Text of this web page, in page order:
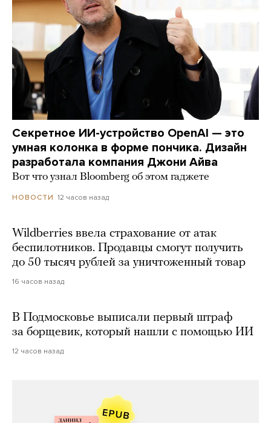
Секретное ИИ-устройство OpenAI — это
умная колонка в форме пончика. Дизайн
разработала компания Джони Айва
Вот что узнал Bloomberg об этом гаджете
НОВОСТИ 12 часов назад
Wildberries ввела страхование от атак
беспилотников. Продавцы смогут получить
до 50 тысяч рублей за уничтоженный товар
16 часов назад
В Подмосковье выписали первый штраф
за борщевик, который нашли с помощью ИИ
12 часов назад